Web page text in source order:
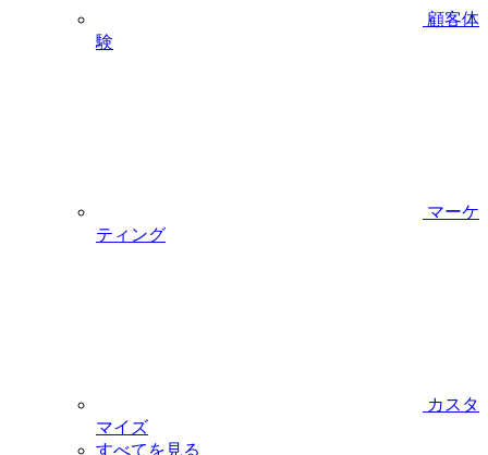
顧客体
験
マーケ
ティング
カスタ
マイズ
すべてを見る